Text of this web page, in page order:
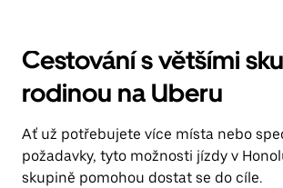
Cestování s většími
rodinou na Uberu
Ať už potřebujete více místa nebo
požadavky, tyto možnosti jízdy v
skupině pomohou dostat se do cíle.